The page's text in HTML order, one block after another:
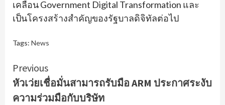
เคลื่อน Government Digital Transformation และ
เป็นโครงสร้างสำคัญของรัฐบาลดิจิทัลต่อไป
Tags: News
Continue
Reading
Previous
หัวเว่ยเชื่อมั่นสามารถรับมือ ARM ประกาศระงับ
ความร่วมมือกับบริษัท